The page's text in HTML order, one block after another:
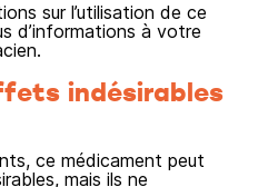
sur l’utilisation de ce
d’informations à votre
indésirables
ce médicament peut
mais ils ne